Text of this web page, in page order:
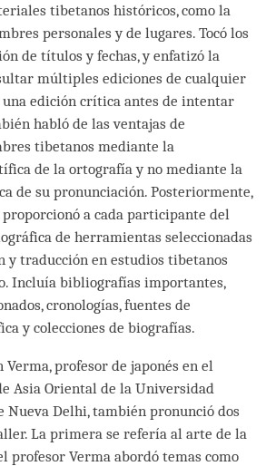
tibetanos históricos, como la
personales y de lugares. Tocó los
de títulos y fechas, y enfatizó la
múltiples ediciones de cualquier
edición crítica antes de intentar
habló de las ventajas de
tibetanos mediante la
de la ortografía y no mediante la
de su pronunciación. Posteriormente,
a cada participante del
de herramientas seleccionadas
y traducción en estudios tibetanos
Incluía bibliografías importantes,
cronologías, fuentes de
y colecciones de biografías.
Verma, profesor de japonés en el
Asia Oriental de la Universidad
Nueva Delhi, también pronunció dos
La primera se refería al arte de la
profesor Verma abordó temas como